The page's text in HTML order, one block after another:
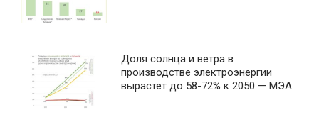
Доля солнца и ветра в
производстве электроэнергии
вырастет до 58-72% к 2050 — МЭА